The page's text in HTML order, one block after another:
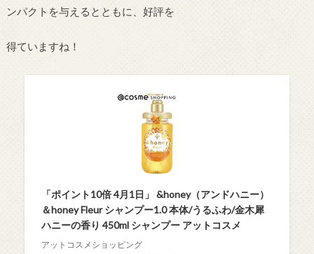
ンパクトを与えるとともに、好評を
得ていますね！
「ポイント10倍 4月1日」 &honey（アンドハニー）
＆honey Fleur シャンプー1.0 本体/うるふわ/金木犀
ハニーの香り 450ml シャンプー アットコスメ
アットコスメショッピング